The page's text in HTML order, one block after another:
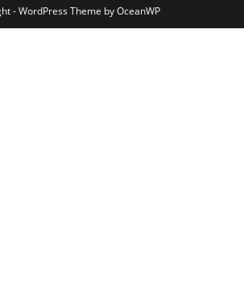
- WordPress Theme by OceanWP